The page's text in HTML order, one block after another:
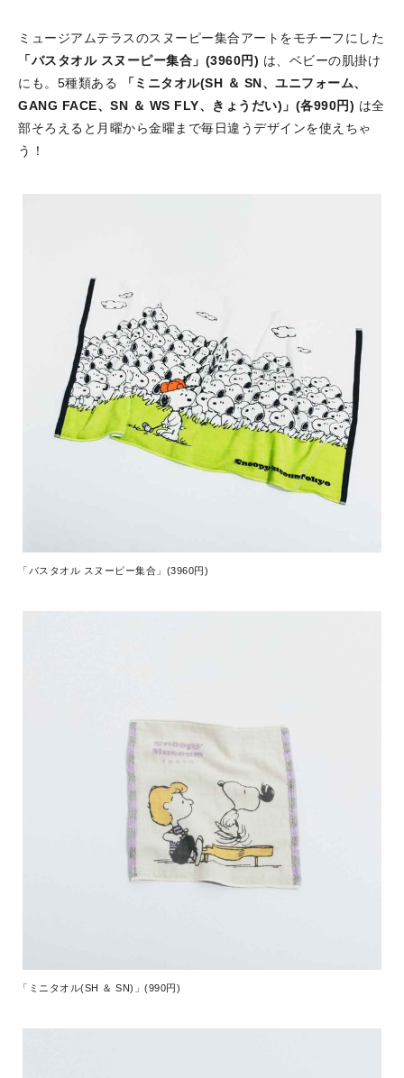
ミュージアムテラスのスヌーピー集合アートをモチーフにした
「バスタオル スヌーピー集合」(3960円) は、ベビーの肌掛け
にも。5種類ある
「ミニタオル(SH ＆ SN、ユニフォーム、
GANG FACE、SN ＆ WS FLY、きょうだい)」(各990円) は全
部そろえると月曜から金曜まで毎日違うデザインを使えちゃ
う！
「バスタオル スヌーピー集合」(3960円)
「ミニタオル(SH ＆ SN)」(990円)